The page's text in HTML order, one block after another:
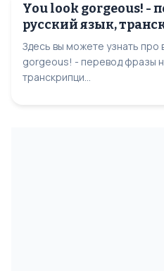
You look gorgeous! -
русский язык,
Здесь вы можете узнать про
gorgeous! - перевод фразы
транскрипци...